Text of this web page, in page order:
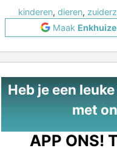
kinderen, dieren,
Maak
Heb je een
met
APP ONS!